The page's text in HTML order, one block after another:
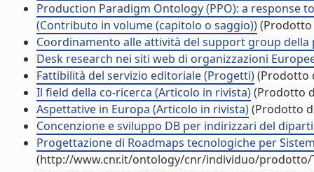
Production Paradigm Ontology (PPO): a
(Contributo in volume (capitolo o saggio))(Prodotto
Coordinamento alle attività del support group
Desk research nei siti web di organizzazioni
Fattibilità del servizio editoriale (Progetti)(Prodotto
Il field della co-ricerca (Articolo in rivista)(Prodotto
Aspettative in Europa (Articolo in rivista)(Prodotto
Concenzione e sviluppo DB per indirizzari del
Progettazione di Roadmaps tecnologiche per
(http://www.cnr.it/ontology/cnr/individuo/prodotto/